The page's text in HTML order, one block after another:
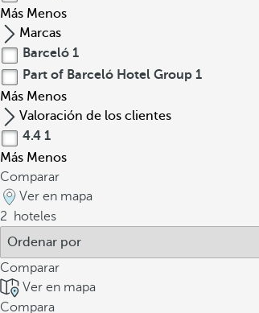
Más Menos
Marcas
Barceló 1
Part of Barceló Hotel Group 1
Más Menos
Valoración de los clientes
4.4 1
Más Menos
Comparar
Ver en mapa
2
hoteles
Comparar
Ver en mapa
Compara